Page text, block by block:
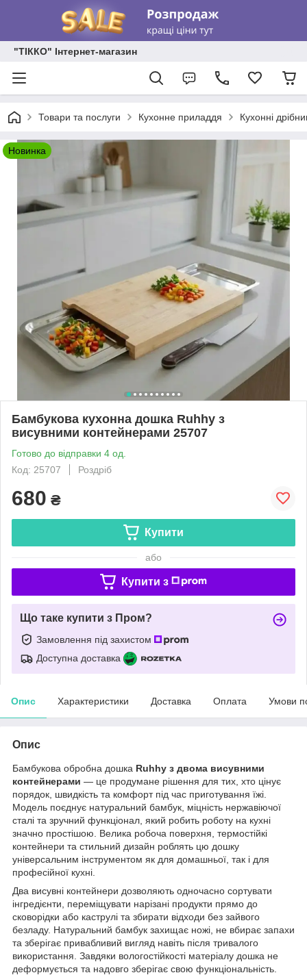
"ТІККО" Інтернет-магазин
Товари та послуги Кухонне приладдя Кухонні
Новинка
Бамбукова кухонна дошка Ruhhy з
висувними контейнерами 25707
Готово до відправки 4 од.
Код: 25707
Роздріб
680 ₴
Купити
або
Купити з
Що таке купити з Пром?
Замовлення під захистом
Доступна доставка
Опис Характеристики Доставка Оплата Умови
Опис
Бамбукова обробна дошка Ruhhy з двома висувними
контейнерами — це продумане рішення для тих, хто цінує
порядок, швидкість та комфорт під час приготування їжі.
Модель поєднує натуральний бамбук, міцність нержавіючої
сталі та зручний функціонал, який робить роботу на кухні
значно простішою. Велика робоча поверхня, термостійкі
контейнери та стильний дизайн роблять цю дошку
універсальним інструментом як для домашньої, так і для
професійної кухні.
Два висувні контейнери дозволяють одночасно сортувати
інгредієнти, переміщувати нарізані продукти прямо до
сковорідки або каструлі та збирати відходи без зайвого
безладу. Натуральний бамбук захищає ножі, не вбирає запахи
та зберігає привабливий вигляд навіть після тривалого
використання. Завдяки вологостійкості матеріалу дошка не
деформується та надовго зберігає свою функціональність.